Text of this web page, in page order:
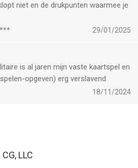
niet en de drukpunten waarmee je
niet met het scherm.
onder de kaart drukken die je
29/01/2025
is al jaren mijn vaste kaartspel en
opgeven) erg verslavend
18/11/2024
LLC